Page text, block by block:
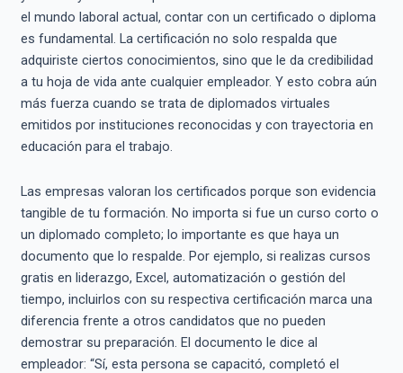
el mundo laboral actual, contar con un certificado o diploma
es fundamental. La certificación no solo respalda que
adquiriste ciertos conocimientos, sino que le da credibilidad
a tu hoja de vida ante cualquier empleador. Y esto cobra aún
más fuerza cuando se trata de diplomados virtuales
emitidos por instituciones reconocidas y con trayectoria en
educación para el trabajo.
Las empresas valoran los certificados porque son evidencia
tangible de tu formación. No importa si fue un curso corto o
un diplomado completo; lo importante es que haya un
documento que lo respalde. Por ejemplo, si realizas cursos
gratis en liderazgo, Excel, automatización o gestión del
tiempo, incluirlos con su respectiva certificación marca una
diferencia frente a otros candidatos que no pueden
demostrar su preparación. El documento le dice al
empleador: “Sí, esta persona se capacitó, completó el